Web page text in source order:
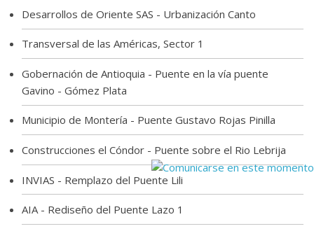
Desarrollos de Oriente SAS - Urbanización Canto
Transversal de las Américas, Sector 1
Gobernación de Antioquia - Puente en la vía puente
Gavino - Gómez Plata
Municipio de Montería - Puente Gustavo Rojas Pinilla
Construcciones el Cóndor - Puente sobre el Rio Lebrija
INVIAS - Remplazo del Puente Lili
AIA - Rediseño del Puente Lazo 1